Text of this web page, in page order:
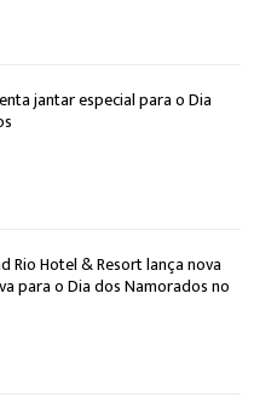
jantar especial para o Dia
Rio Hotel & Resort lança nova
para o Dia dos Namorados no